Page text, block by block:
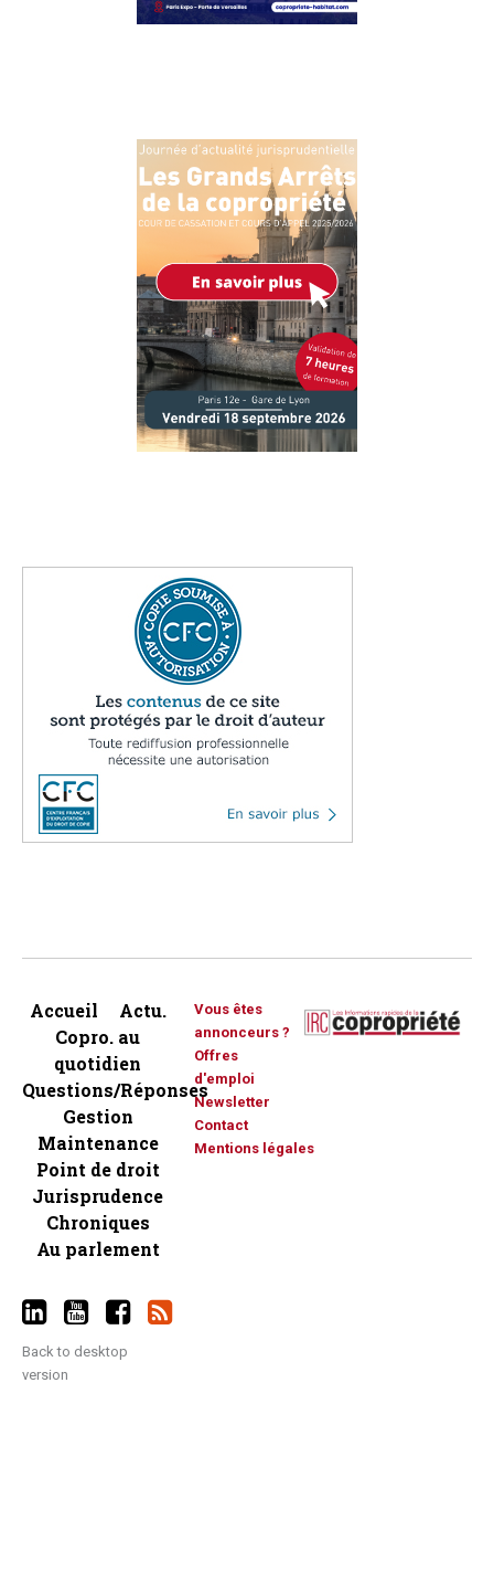
Accueil
Actu.
Copro. au
quotidien
Questions/Réponses
Gestion
Maintenance
Point de droit
Jurisprudence
Chroniques
Au parlement
Vous êtes
annonceurs ?
Offres
d'emploi
Newsletter
Contact
Mentions légales
Back to desktop
version